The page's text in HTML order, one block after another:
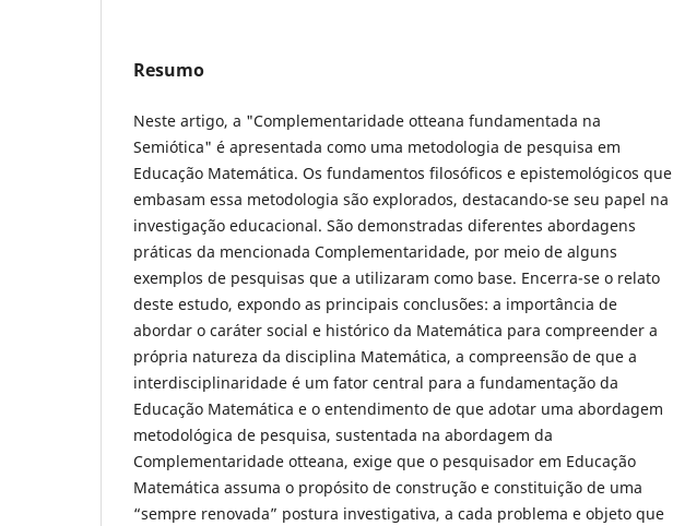
Resumo
Neste artigo, a "Complementaridade otteana fundamentada na
Semiótica" é apresentada como uma metodologia de pesquisa em
Educação Matemática. Os fundamentos filosóficos e epistemológicos que
embasam essa metodologia são explorados, destacando-se seu papel na
investigação educacional. São demonstradas diferentes abordagens
práticas da mencionada Complementaridade, por meio de alguns
exemplos de pesquisas que a utilizaram como base. Encerra-se o relato
deste estudo, expondo as principais conclusões: a importância de
abordar o caráter social e histórico da Matemática para compreender a
própria natureza da disciplina Matemática, a compreensão de que a
interdisciplinaridade é um fator central para a fundamentação da
Educação Matemática e o entendimento de que adotar uma abordagem
metodológica de pesquisa, sustentada na abordagem da
Complementaridade otteana, exige que o pesquisador em Educação
Matemática assuma o propósito de construção e constituição de uma
“sempre renovada” postura investigativa, a cada problema e objeto que